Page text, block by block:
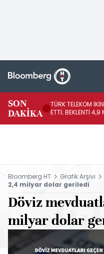
SON
DAKİKA
TÜRK TELEKOM
ETTİ; BEKLENTİ 4,9
Bloomberg HT Grafik Arşivi
2,4 milyar dolar geriledi
Döviz
milyar dolar